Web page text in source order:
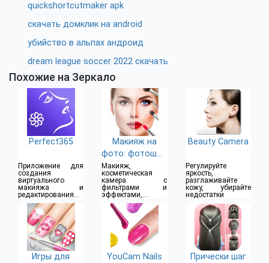
quickshortcutmaker apk
скачать домклик на android
убийство в альпах андроид
dream league soccer 2022 скачать
Похожие на Зеркало
Perfect365
Приложение для
создания
виртуального
макияжа и
редактирования
фото
Mакияж на
фото: фотошоп
лица
Макияж,
косметическая
камера с
фильтрами и
эффектами,
редактор
фотографий
Beauty Camera
Регулируйте
яркость,
разглаживайте
кожу, убирайте
недостатки
Игры для
YouCam Nails
Прически шаг